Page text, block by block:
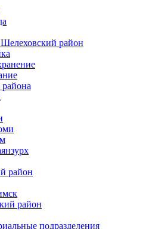
район
район
район
подразделения